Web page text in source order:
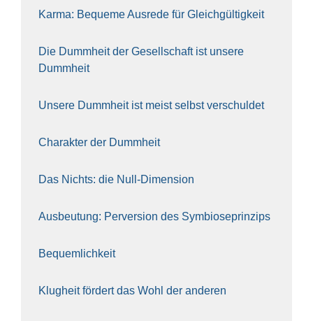
Kar­ma: Beque­me Aus­re­de für Gleich­gül­tig­keit
Die Dumm­heit der Gesell­schaft ist unse­re
Dumm­heit
Unse­re Dumm­heit ist meist selbst ver­schul­det
Cha­rak­ter der Dumm­heit
Das Nichts: die Null-Dimen­si­on
Aus­beu­tung: Per­ver­si­on des Sym­bio­se­prin­zips
Bequem­lich­keit
Klug­heit för­dert das Wohl der ande­ren